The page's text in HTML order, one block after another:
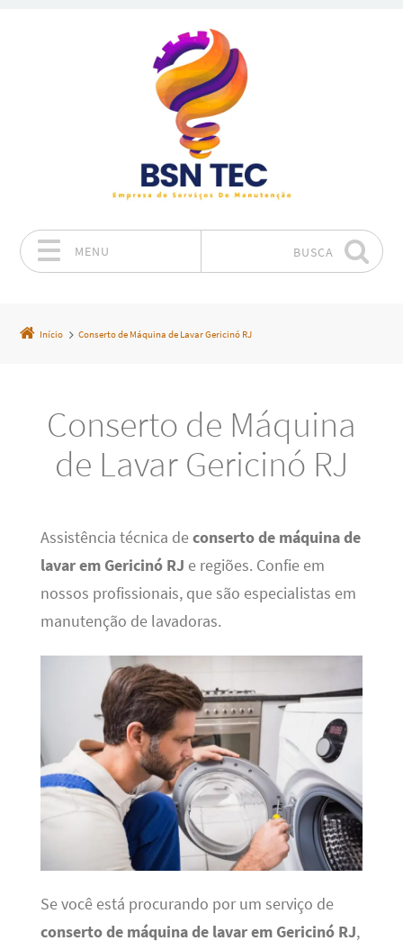
MENU BUSCA
Início Conserto de Máquina de Lavar Gericinó RJ
Conserto de Máquina
de Lavar Gericinó RJ
Assistência técnica deconserto de máquina de
lavar em Gericinó RJ e regiões. Confie em
nossos profissionais, que são especialistas em
manutenção de lavadoras.
Se você está procurando por um serviço de
conserto de máquina de lavar em Gericinó RJ,